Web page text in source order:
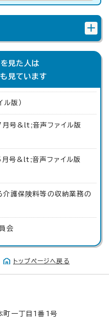
見た人は
見ています
版）
号&lt;音声ファイル版
号&lt;音声ファイル版
介護保険料等の収納業務の
会
トップページへ戻る
一丁目1番1号